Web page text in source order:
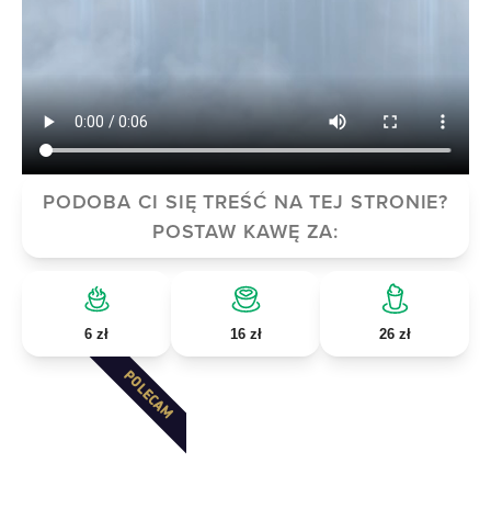
PODOBA CI SIĘ TREŚĆ NA TEJ STRONIE?
POSTAW KAWĘ ZA:
6 zł 16 zł 26 zł
POLECAM